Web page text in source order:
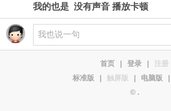
我的也是 没有声音 播放卡顿
首页 登录
注册
标准版
触屏版 电脑版
© .